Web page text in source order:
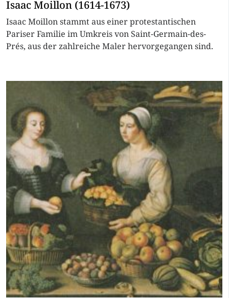
Isaac Moillon (1614-1673)
Isaac Moillon stammt aus einer protestantischen
Pariser Familie im Umkreis von Saint-Germain-des-
Prés, aus der zahlreiche Maler hervorgegangen sind.